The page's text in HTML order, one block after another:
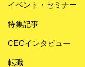
イベント・セミナー
特集記事
CEOインタビュー
転職